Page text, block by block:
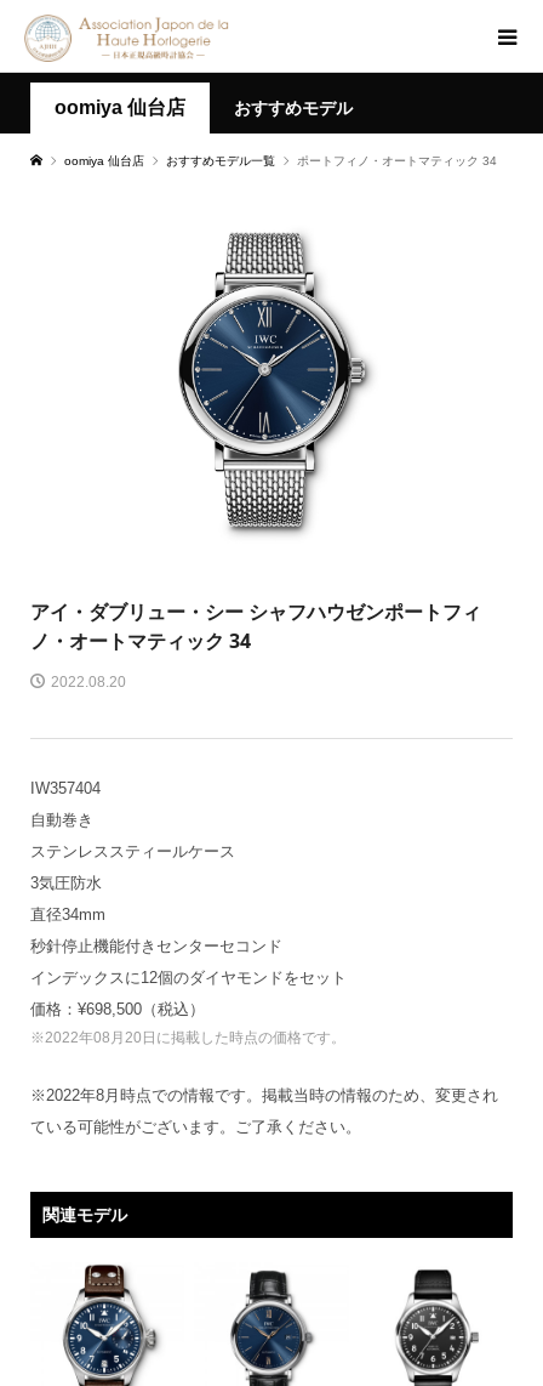
oomiya 仙台店 おすすめモデル
oomiya 仙台店 おすすめモデル一覧 ポートフィノ・オートマティック 34
アイ・ダブリュー・シー シャフハウゼンポートフィ
ノ・オートマティック 34
2022.08.20
IW357404
自動巻き
ステンレススティールケース
3気圧防水
直径34mm
秒針停止機能付きセンターセコンド
インデックスに12個のダイヤモンドをセット
価格：¥698,500（税込）
※2022年08月20日に掲載した時点の価格です。
※2022年8月時点での情報です。掲載当時の情報のため、変更され
ている可能性がございます。ご了承ください。
関連モデル